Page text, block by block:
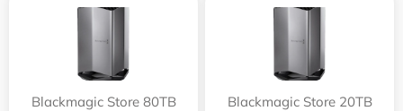
Blackmagic Store 80TB Blackmagic Store 20TB